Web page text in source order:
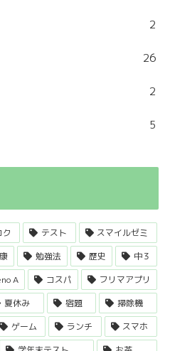
2
26
2
5
テスト
スマイルゼミ
勉強法 歴史
中３
A コスパ
フリマアプリ
夏休み 宿題
掃除機
ゲーム ランチ
スマホ